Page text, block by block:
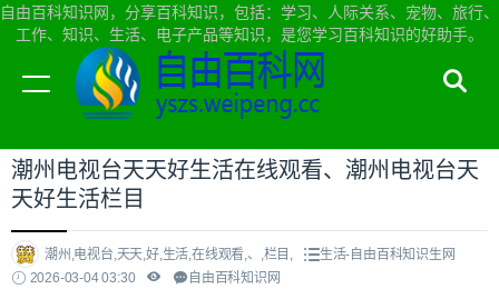
自由百科知识网，分享百科知识，包括：学习、人际关系、宠物、旅行、
工作、知识、生活、电子产品等知识，是您学习百科知识的好助手。
当前位置：自由百科知识网首页>生活
潮州电视台天天好生活在线观看、潮州电视台天
天好生活栏目
潮州,电视台,天天,好,生活,在线观看,、,栏目,
生活-自由百科知识生网
2026-03-04 03:30
自由百科知识网